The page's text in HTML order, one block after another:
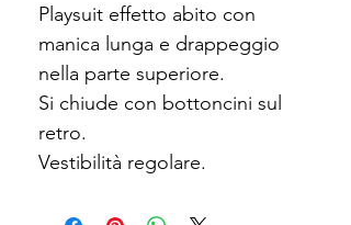
Playsuit effetto abito con
manica lunga e drappeggio
nella parte superiore.
Si chiude con bottoncini sul
retro.
Vestibilità regolare.